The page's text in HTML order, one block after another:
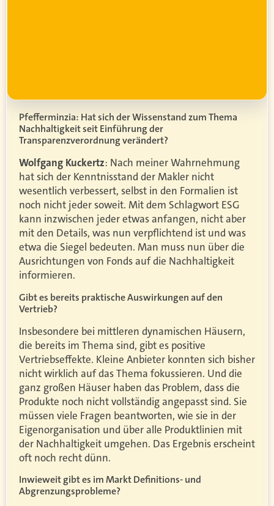
Pfefferminzia: Hat sich der Wissenstand zum Thema
Nachhaltigkeit seit Einführung der
Transparenzverordnung verändert?
Wolfgang Kuckertz: Nach meiner Wahrnehmung
hat sich der Kenntnisstand der Makler nicht
wesentlich verbessert, selbst in den Formalien ist
noch nicht jeder soweit. Mit dem Schlagwort ESG
kann inzwischen jeder etwas anfangen, nicht aber
mit den Details, was nun verpflichtend ist und was
etwa die Siegel bedeuten. Man muss nun über die
Ausrichtungen von Fonds auf die Nachhaltigkeit
informieren.
Gibt es bereits praktische Auswirkungen auf den
Vertrieb?
Insbesondere bei mittleren dynamischen Häusern,
die bereits im Thema sind, gibt es positive
Vertriebseffekte. Kleine Anbieter konnten sich bisher
nicht wirklich auf das Thema fokussieren. Und die
ganz großen Häuser haben das Problem, dass die
Produkte noch nicht vollständig angepasst sind. Sie
müssen viele Fragen beantworten, wie sie in der
Eigenorganisation und über alle Produktlinien mit
der Nachhaltigkeit umgehen. Das Ergebnis erscheint
oft noch recht dünn.
Inwieweit gibt es im Markt Definitions- und
Abgrenzungsprobleme?